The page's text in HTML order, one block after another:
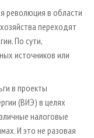
революция в области
переходят
По сути,
источников или
в проекты
(ВИЭ) в целях
налоговые
И это не разовая